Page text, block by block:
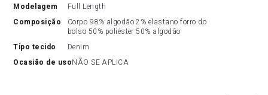
modelagem
Full Length
composição
Corpo 98% algodão 2% elastano forro do
bolso 50% poliéster 50% algodão
tipo tecido
Denim
ocasião de usoNÃO SE APLICA